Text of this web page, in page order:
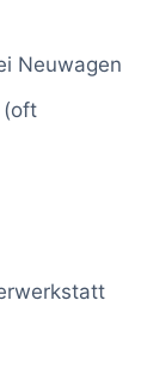
Neuwagen
(oft